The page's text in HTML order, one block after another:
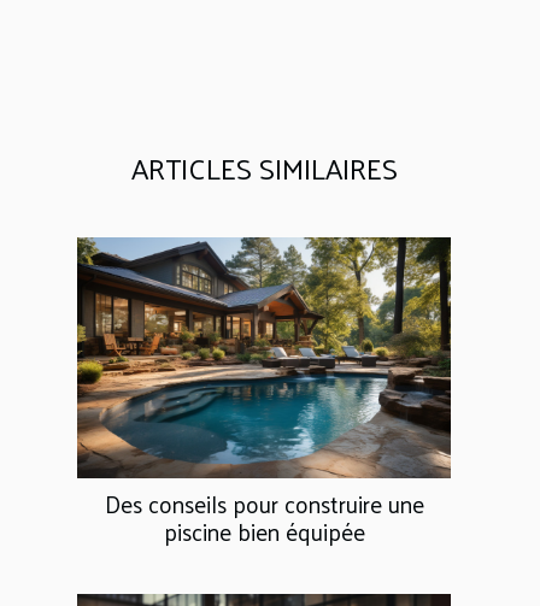
ARTICLES SIMILAIRES
Des conseils pour construire une
piscine bien équipée